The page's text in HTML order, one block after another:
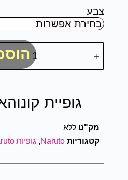
צבע
גופיית
מק"ט ללא
קטגוריות Naruto
, גופיות Naruto